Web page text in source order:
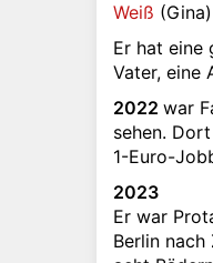
Weiß
Er hat eine
Vater, eine
2022 war
sehen.
1-Euro-
2023
Er war
Berlin